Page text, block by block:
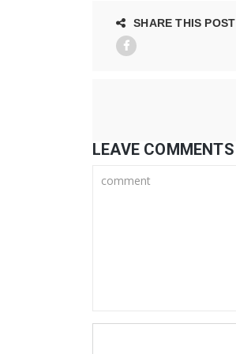
SHARE THIS POST
LEAVE COMMENTS